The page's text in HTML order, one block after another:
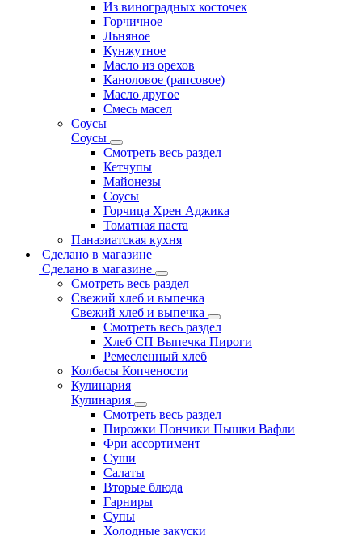
Из виноградных косточек
Горчичное
Льняное
Кунжутное
Масло из орехов
Каноловое (рапсовое)
Масло другое
Смесь масел
Соусы
Соусы
Смотреть весь раздел
Кетчупы
Майонезы
Соусы
Горчица Хрен Аджика
Томатная паста
Паназиатская кухня
Сделано в магазине
Сделано в магазине
Смотреть весь раздел
Свежий хлеб и выпечка
Свежий хлеб и выпечка
Смотреть весь раздел
Хлеб СП Выпечка Пироги
Ремесленный хлеб
Колбасы Копчености
Кулинария
Кулинария
Смотреть весь раздел
Пирожки Пончики Пышки Вафли
Фри ассортимент
Суши
Салаты
Вторые блюда
Гарниры
Супы
Холодные закуски